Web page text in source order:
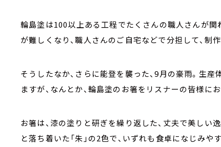
輪島塗は100以上ある工程でたくさんの職人さんが
が難しくなり、職人さんのご自宅などで分担して、制
そうしたなか、さらに能登を襲った、9月の豪雨。生
ますが、なんとか、輪島塗のお箸をリスナーの皆様に
お箸は、漆の塗りと研ぎを繰り返した、丈夫で美しい
と落ち着いた「朱」の2色で、いずれも食卓になじみや